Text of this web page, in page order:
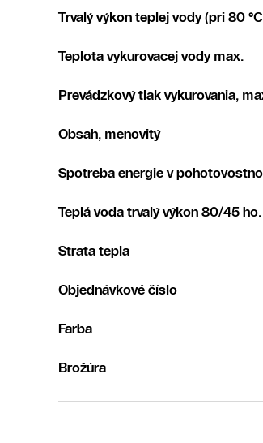
Trvalý výkon teplej vody (pri 80
Teplota vykurovacej vody max.
Prevádzkový tlak vykurovania,
Obsah, menovitý
Spotreba energie v
Teplá voda trvalý výkon 80/45
Strata tepla
Objednávkové číslo
Farba
Brožúra